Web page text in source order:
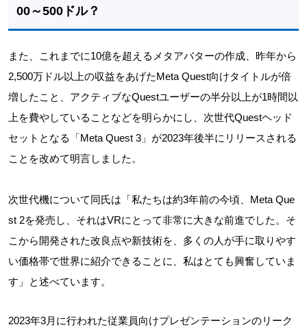
00～500ドル？
また、これまでに10億を超えるメタアバターの作成、昨年から
2,500万ドル以上の収益をあげたMeta Quest向けタイトルが倍
増したこと、アクティブなQuestユーザーの半分以上が1時間以
上を費やしていることなどを明らかにし、次世代Questヘッド
セットとなる「Meta Quest 3」が2023年後半にリリースされる
ことを改めて明言しました。
次世代機について同氏は「私たちは約3年前の今頃、Meta Que
st 2を発売し、それはVRにとって非常に大きな前進でした。そ
こから開発された改良点や新技術を、多くの人が手に取りやす
い価格帯で世界に紹介できることに、私はとても興奮していま
す」と述べています。
2023年3月に行われた従業員向けプレゼンテーションのリーク